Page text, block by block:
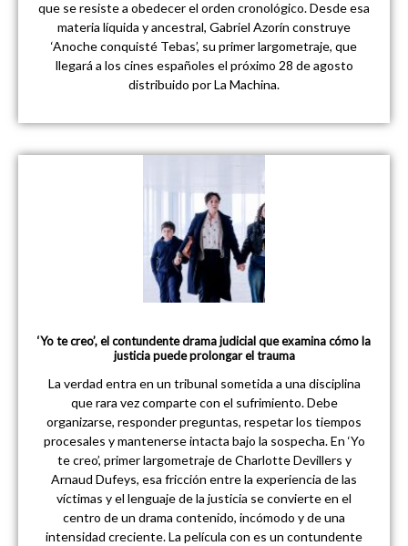
que se resiste a obedecer el orden cronológico. Desde esa
materia líquida y ancestral, Gabriel Azorín construye
‘Anoche conquisté Tebas’, su primer largometraje, que
llegará a los cines españoles el próximo 28 de agosto
distribuido por La Machina.
‘Yo te creo’, el contundente drama judicial que examina cómo la
justicia puede prolongar el trauma
La verdad entra en un tribunal sometida a una disciplina
que rara vez comparte con el sufrimiento. Debe
organizarse, responder preguntas, respetar los tiempos
procesales y mantenerse intacta bajo la sospecha. En ‘Yo
te creo’, primer largometraje de Charlotte Devillers y
Arnaud Dufeys, esa fricción entre la experiencia de las
víctimas y el lenguaje de la justicia se convierte en el
centro de un drama contenido, incómodo y de una
intensidad creciente. La película con es un contundente